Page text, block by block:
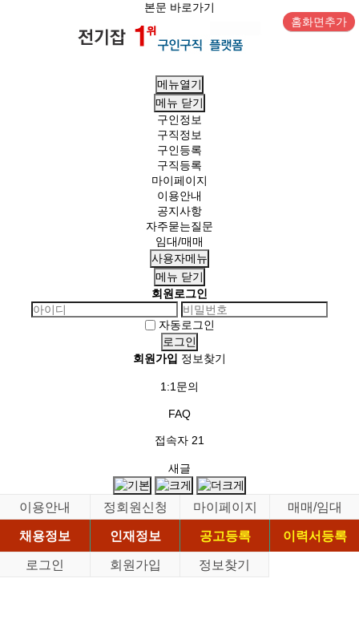
본문 바로가기
홈화면추가
메뉴열기
메뉴 닫기
구인정보
구직정보
구인등록
구직등록
마이페이지
이용안내
공지사항
자주묻는질문
임대/매매
사용자메뉴
메뉴 닫기
회원로그인
자동로그인
회원가입 정보찾기
1:1문의
FAQ
접속자 21
새글
이용안내 정회원신청 마이페이지
매매/임대
채용정보
인재정보 공고등록
이력서등록
로그인
회원가입 정보찾기